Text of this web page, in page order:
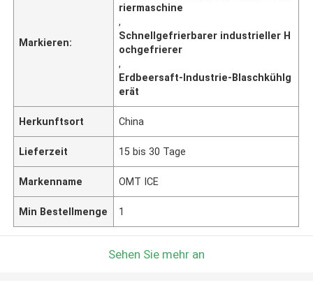
Markieren:
riermaschine
,
Schnellgefrierbarer industrieller H
ochgefrierer
,
Erdbeersaft-Industrie-Blaschkühlg
erät
Herkunftsort China
Lieferzeit 15 bis 30 Tage
Markenname OMT ICE
Min Bestellmenge 1
Sehen Sie mehr an